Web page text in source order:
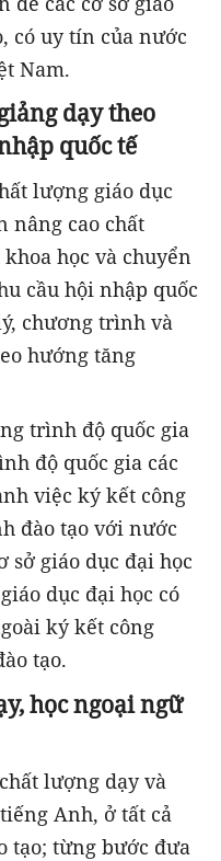
có uy tín của nước
Nam.
dạy theo
quốc tế
lượng giáo dục
nâng cao chất
học và chuyển
cầu hội nhập quốc
chương trình và
hướng tăng
trình độ quốc gia
độ quốc gia các
việc ký kết công
đào tạo với nước
sở giáo dục đại học
dục đại học có
ký kết công
tạo.
học ngoại ngữ
lượng dạy và
Anh, ở tất cả
tạo; từng bước đưa